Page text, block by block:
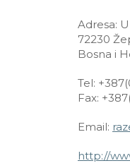
Adresa:
72230
Bosna i
Tel:
Fax:
Email:
http://